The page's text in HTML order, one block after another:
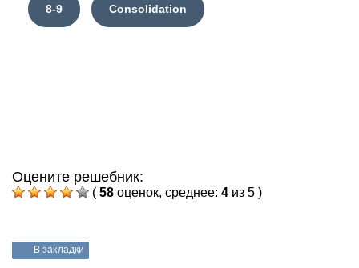
8-9 Consolidation
Оцените решебник:
( 58 оценок, среднее: 4 из 5 )
В закладки